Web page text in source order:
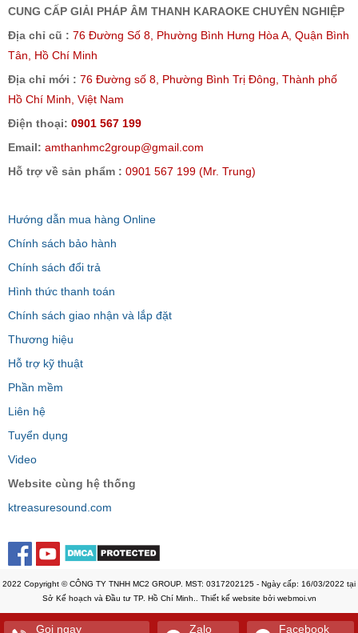
Gọi ngay Zalo Facebook
CUNG CẤP GIẢI PHÁP ÂM THANH KARAOKE CHUYÊN NGHIỆP
Địa chỉ cũ : 76 Đường Số 8, Phường Bình Hưng Hòa A, Quận Bình
Tân, Hồ Chí Minh
Địa chỉ mới : 76 Đường số 8, Phường Bình Trị Đông, Thành phố
Hồ Chí Minh, Việt Nam
Điện thoại: 0901 567 199
Email: amthanhmc2group@gmail.com
Hỗ trợ về sản phẩm : 0901 567 199 (Mr. Trung)
Hướng dẫn mua hàng Online
Chính sách bảo hành
Chính sách đổi trả
Hình thức thanh toán
Chính sách giao nhận và lắp đặt
Thương hiệu
Hỗ trợ kỹ thuật
Phần mềm
Liên hệ
Tuyển dụng
Video
Website cùng hệ thống
ktreasuresound.com
2022 Copyright © CÔNG TY TNHH MC2 GROUP. MST: 0317202125 - Ngày cấp: 16/03/2022 tại
Sở Kế hoạch và Đầu tư TP. Hồ Chí Minh.. Thiết kế website bởi webmoi.vn